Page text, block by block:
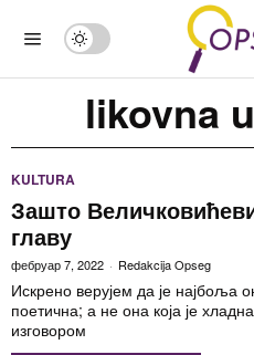
likovna
KULTURA
Зашто
главу
фебруар 7, 2022 Redakcija Opseg
Искрено верујем да је најбоља
поетична; а не она која је
изговором